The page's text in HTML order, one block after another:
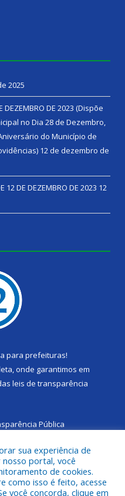
2025
DEZEMBRO DE 2023 (Dispõe
no Dia 28 de Dezembro,
do Município de
12 de dezembro de
12 DE DEZEMBRO DE 2023 12
para prefeituras!
onde garantimos em
leis de transparência
Pública
Municipal de Cachoeira
sua experiência de
portal, você
de cookies.
como isso é feito, acesse
você concorda, clique em